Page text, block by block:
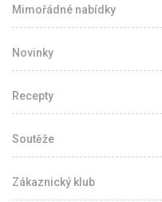
Mimořádné nabídky
Novinky
Recepty
Soutěže
Zákaznický klub